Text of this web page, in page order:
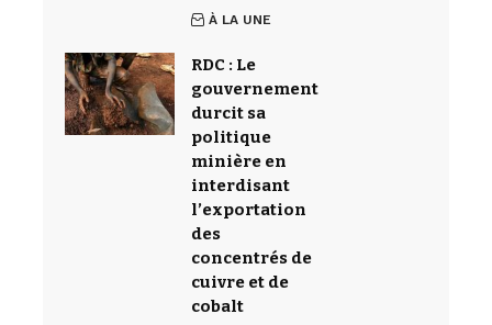
À LA UNE
RDC : Le
gouvernement
durcit sa
politique
minière en
interdisant
l’exportation
des
concentrés de
cuivre et de
cobalt